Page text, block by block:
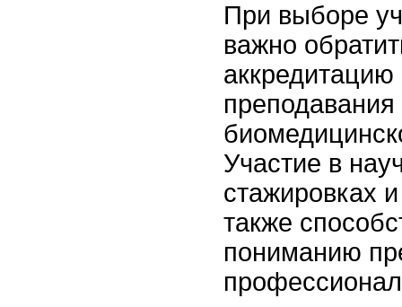
При выборе
важно
аккредитацию
Участие в
стажировках
также
пониманию